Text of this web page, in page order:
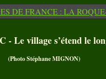
- Le village s’étend le
(Photo Stéphane MIGNON)